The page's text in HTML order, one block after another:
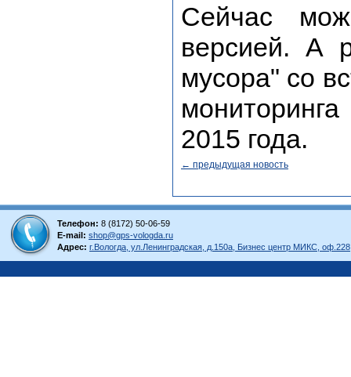
Сейчас
версией. А
мусора" со
2015 года.
← предыдущая новость
Телефон: 8 (8172) 50-06-59
E-mail: shop@gps-vologda.ru
Адрес: г.Вологда, ул.Ленинградская, д.150а, Бизнес центр МИКС, оф.228